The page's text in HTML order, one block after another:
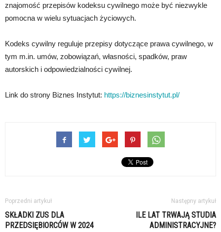
znajomość przepisów kodeksu cywilnego może być niezwykle
pomocna w wielu sytuacjach życiowych.
Kodeks cywilny reguluje przepisy dotyczące prawa cywilnego, w
tym m.in. umów, zobowiązań, własności, spadków, praw
autorskich i odpowiedzialności cywilnej.
Link do strony Biznes Instytut: https://biznesinstytut.pl/
Poprzedni artykuł
SKŁADKI ZUS DLA
PRZEDSIĘBIORCÓW W 2024
Następny artykuł
ILE LAT TRWAJĄ STUDIA
ADMINISTRACYJNE?